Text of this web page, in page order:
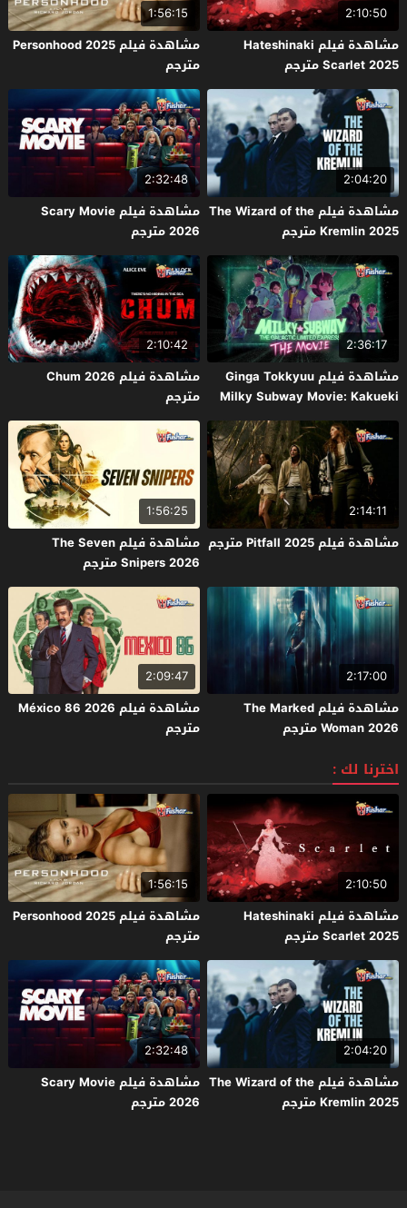
2:10:50
مشاهدة فيلم Hateshinaki
Scarlet 2025 مترجم
1:56:15
مشاهدة فيلم Personhood 2025
مترجم
2:04:20
مشاهدة فيلم The Wizard of the
Kremlin 2025 مترجم
2:32:48
مشاهدة فيلم Scary Movie
2026 مترجم
2:36:17
مشاهدة فيلم Ginga Tokkyuu
Milky Subway Movie: Kakueki
Teisha Gekijou Yuki 2026 مترجم
2:10:42
مشاهدة فيلم Chum 2026
مترجم
2:14:11
مشاهدة فيلم Pitfall 2025 مترجم
1:56:25
مشاهدة فيلم The Seven
Snipers 2026 مترجم
2:17:00
مشاهدة فيلم The Marked
Woman 2026 مترجم
2:09:47
مشاهدة فيلم México 86 2026
مترجم
اخترنا لك :
2:10:50
مشاهدة فيلم Hateshinaki
Scarlet 2025 مترجم
1:56:15
مشاهدة فيلم Personhood 2025
مترجم
2:04:20
مشاهدة فيلم The Wizard of the
Kremlin 2025 مترجم
2:32:48
مشاهدة فيلم Scary Movie
2026 مترجم